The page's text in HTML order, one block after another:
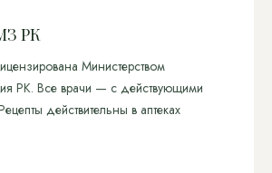
РК
Министерством
РК. Все врачи — с действующими
действительны в аптеках